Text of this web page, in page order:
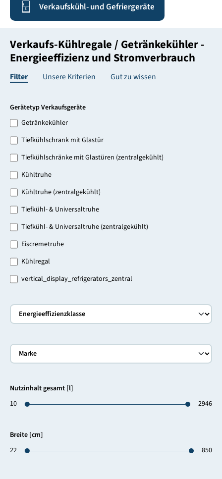
Verkaufskühl- und Gefriergeräte
Verkaufs-Kühlregale / Getränkekühler -
Energieeffizienz und Stromverbrauch
Filter Unsere Kriterien Gut zu wissen
Gerätetyp Verkaufsgeräte
Getränkekühler
Tiefkühlschrank mit Glastür
Tiefkühlschränke mit Glastüren (zentralgekühlt)
Kühltruhe
Kühltruhe (zentralgekühlt)
Tiefkühl- & Universaltruhe
Tiefkühl- & Universaltruhe (zentralgekühlt)
Eiscremetruhe
Kühlregal
vertical_display_refrigerators_zentral
Nutzinhalt gesamt [l]
10
2946
Breite [cm]
22
850